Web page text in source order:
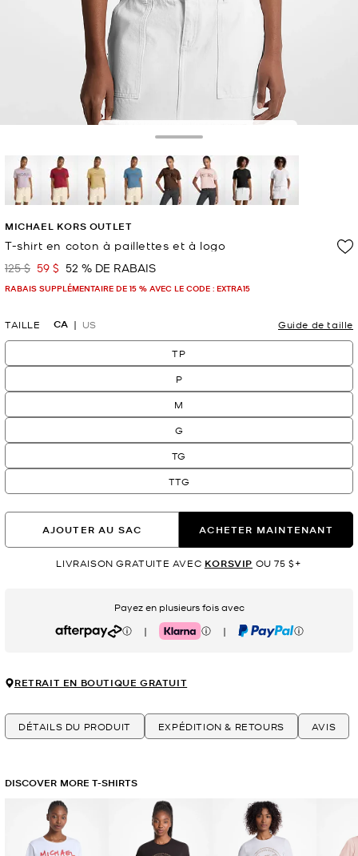
DÉPÊCHEZ-VOUS !
POPULAIRE !
MICHAEL KORS OUTLET
T-shirt en coton à paillettes et à logo
était
125 $ maintenant
59 $ 52 % DE RABAIS
RABAIS SUPPLÉMENTAIRE DE 15 % AVEC LE CODE : EXTRA15
TAILLE CA US Guide de taille
TP
P
M
G
TG
TTG
AJOUTER AU SAC ACHETER MAINTENANT
LIVRAISON GRATUITE AVEC KORSVIP OU 75 $+
Payez en plusieurs fois avec
Afterpay | Klarna | PayPal
RETRAIT EN BOUTIQUE GRATUIT
DÉTAILS DU PRODUIT EXPÉDITION & RETOURS AVIS
DISCOVER MORE T-SHIRTS